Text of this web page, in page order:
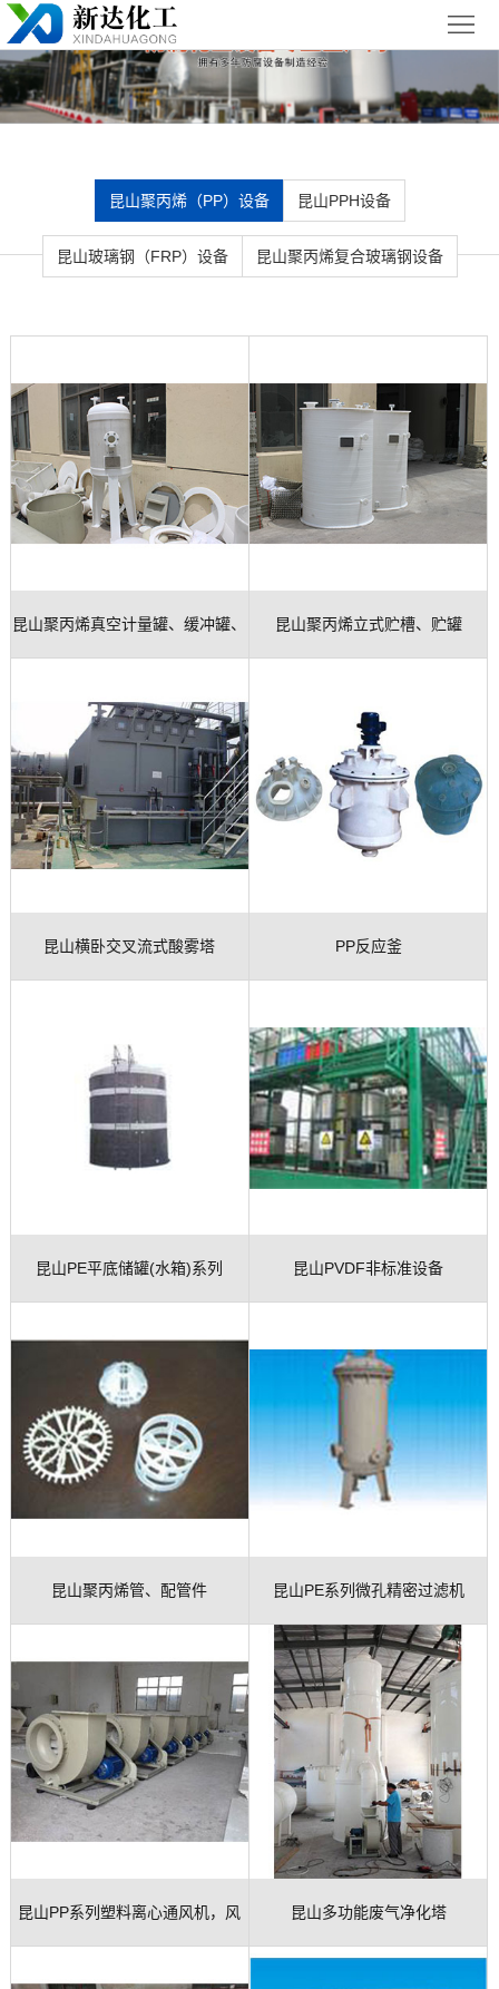
页
关
于
新
丙
烯
复
合
钢
玻璃钢
（FRP）
设备
案
例
展
昆
山
我
昆山聚丙烯（PP）设备 昆山PPH设备
昆山玻璃钢（FRP）设备 昆山聚丙烯复合玻璃钢设备
昆山聚丙烯真空计量罐、缓冲罐、 昆山聚丙烯立式贮槽、贮罐
昆山横卧交叉流式酸雾塔 PP反应釜
昆山PE平底储罐(水箱)系列 昆山PVDF非标准设备
昆山聚丙烯管、配管件 昆山PE系列微孔精密过滤机
昆山PP系列塑料离心通风机，风 昆山多功能废气净化塔